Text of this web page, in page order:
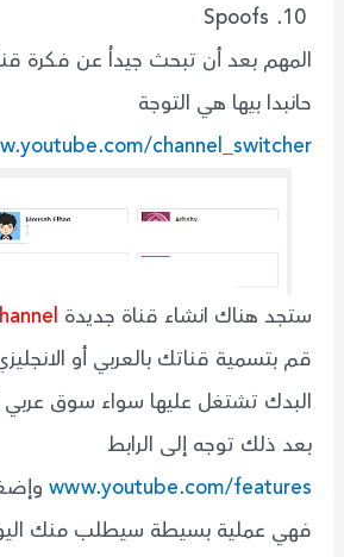
المهم بعد أن تبحث جيداُ عن فكرة
حانبدا بيها هي التوجة
channel_switcher
ستجد هناك انشاء قناة جديدة
قم بتسمية قناتك بالعربي أو
البدك تشتغل عليها سواء سوق عربي
بعد ذلك توجه إلى الرابط
www.youtube.com/features
فهي عملية بسيطة سيطلب منك